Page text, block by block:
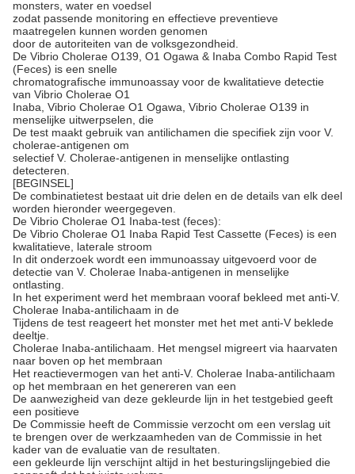
monsters, water en voedsel
zodat passende monitoring en effectieve preventieve
maatregelen kunnen worden genomen
door de autoriteiten van de volksgezondheid.
De Vibrio Cholerae O139, O1 Ogawa & Inaba Combo Rapid Test
(Feces) is een snelle
chromatografische immunoassay voor de kwalitatieve detectie
van Vibrio Cholerae O1
Inaba, Vibrio Cholerae O1 Ogawa, Vibrio Cholerae O139 in
menselijke uitwerpselen, die
De test maakt gebruik van antilichamen die specifiek zijn voor V.
cholerae-antigenen om
selectief V. Cholerae-antigenen in menselijke ontlasting
detecteren.
[BEGINSEL]
De combinatietest bestaat uit drie delen en de details van elk deel
worden hieronder weergegeven.
De Vibrio Cholerae O1 Inaba-test (feces):
De Vibrio Cholerae O1 Inaba Rapid Test Cassette (Feces) is een
kwalitatieve, laterale stroom
In dit onderzoek wordt een immunoassay uitgevoerd voor de
detectie van V. Cholerae Inaba-antigenen in menselijke
ontlasting.
In het experiment werd het membraan vooraf bekleed met anti-V.
Cholerae Inaba-antilichaam in de
Tijdens de test reageert het monster met het met anti-V beklede
deeltje.
Cholerae Inaba-antilichaam. Het mengsel migreert via haarvaten
naar boven op het membraan
Het reactievermogen van het anti-V. Cholerae Inaba-antilichaam
op het membraan en het genereren van een
De aanwezigheid van deze gekleurde lijn in het testgebied geeft
een positieve
De Commissie heeft de Commissie verzocht om een verslag uit
te brengen over de werkzaamheden van de Commissie in het
kader van de evaluatie van de resultaten.
een gekleurde lijn verschijnt altijd in het besturingslijngebied die